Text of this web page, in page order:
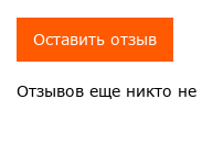
Отзывов еще никто не
Оставить отзыв